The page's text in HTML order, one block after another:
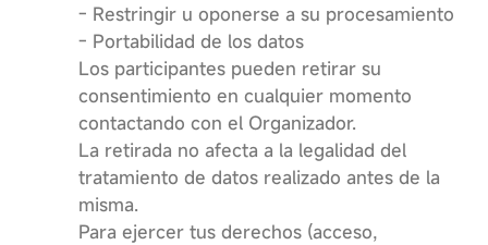
- Restringir u oponerse a su procesamiento
- Portabilidad de los datos
Los participantes pueden retirar su
consentimiento en cualquier momento
contactando con el Organizador.
La retirada no afecta a la legalidad del
tratamiento de datos realizado antes de la
misma.
Para ejercer tus derechos (acceso,